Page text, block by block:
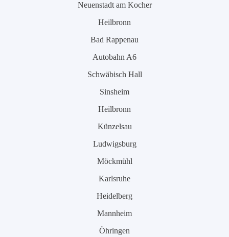
Neuenstadt am Kocher
Heilbronn
Bad Rappenau
Autobahn A6
Schwäbisch Hall
Sinsheim
Heilbronn
Künzelsau
Ludwigsburg
Möckmühl
Karlsruhe
Heidelberg
Mannheim
Öhringen